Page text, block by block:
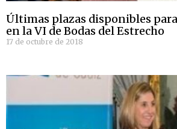
Últimas plazas disponibles
en la VI de Bodas del Estrecho
17 de octubre de 2018